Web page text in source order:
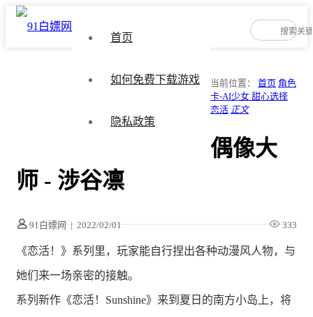
首页
如何免费下载游戏
隐私政策
当前位置： 首页 角色
卡-AI少女 甜心选择
恋活 正文
偶像大
师 - 涉谷凛
91白嫖网 | 2022/02/01 333
《恋活！》系列里，玩家能自行捏出各种动漫风人物，与
她们来一场亲密的接触。
系列新作《恋活！Sunshine》来到夏日的南方小岛上，将